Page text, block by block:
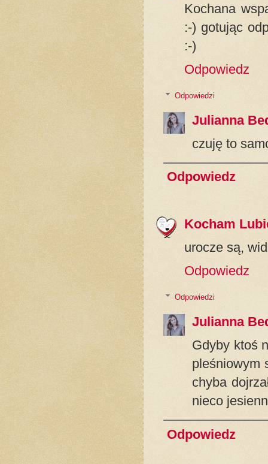
Kochana
:-) gotując
:-)
Odpowiedz
Odpowiedzi
Julianna
czuję to
Odpowiedz
Kocham
urocze są,
Odpowiedz
Odpowiedzi
Julianna
Gdyby ktoś
pleśniowym
chyba
nieco
Odpowiedz